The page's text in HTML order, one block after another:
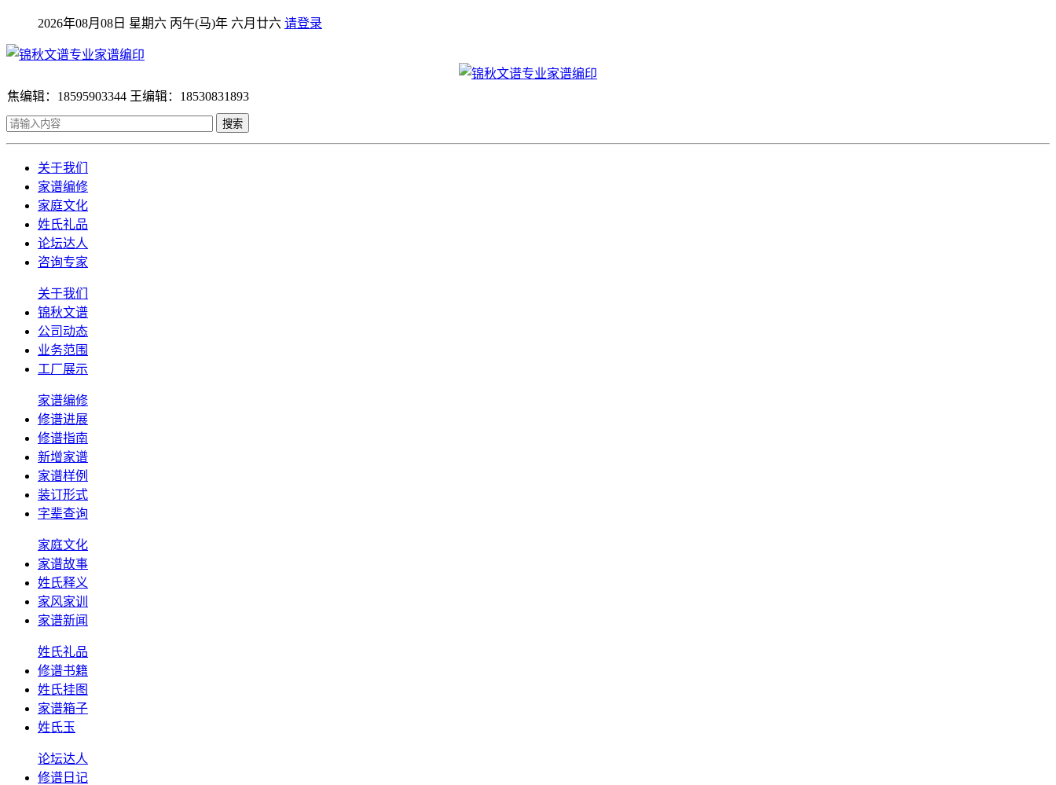
2026年08月08日 星期六 丙午(马)年 六月廿六 请登录
焦编辑：18595903344 王编辑：18530831893
搜索
关于我们
家谱编修
家庭文化
姓氏礼品
论坛达人
咨询专家
关于我们
锦秋文谱
公司动态
业务范围
工厂展示
家谱编修
修谱进展
修谱指南
新增家谱
家谱样例
装订形式
字辈查询
家庭文化
家谱故事
姓氏释义
家风家训
家谱新闻
姓氏礼品
修谱书籍
姓氏挂图
家谱箱子
姓氏玉
论坛达人
修谱日记